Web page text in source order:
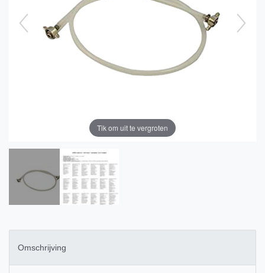
Tik om uit te vergroten
Omschrijving